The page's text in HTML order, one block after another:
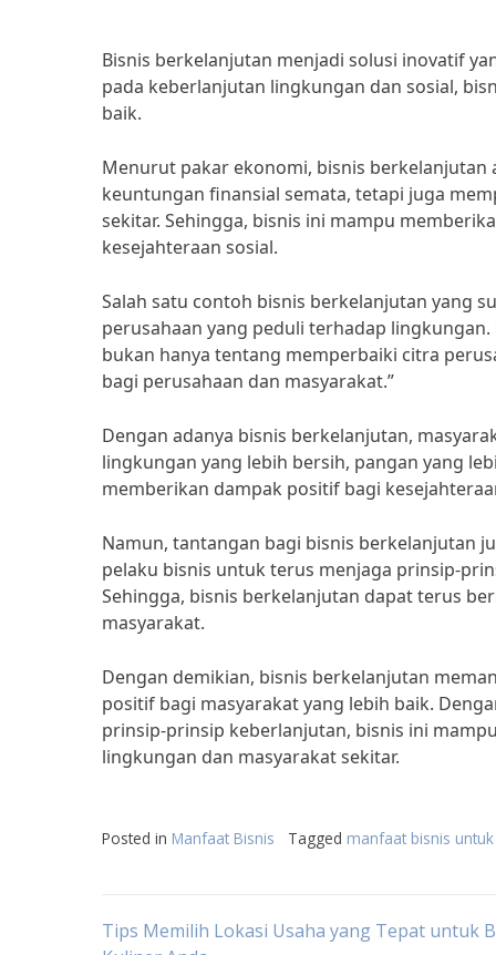
Bisnis berkelanjutan menjadi solusi inovatif
pada keberlanjutan lingkungan dan sosial,
baik.
Menurut pakar ekonomi, bisnis berkelanjutan
keuntungan finansial semata, tetapi juga
sekitar. Sehingga, bisnis ini mampu
kesejahteraan sosial.
Salah satu contoh bisnis berkelanjutan yang
perusahaan yang peduli terhadap lingkungan.
bukan hanya tentang memperbaiki citra
bagi perusahaan dan masyarakat.”
Dengan adanya bisnis berkelanjutan,
lingkungan yang lebih bersih, pangan yang
memberikan dampak positif bagi
Namun, tantangan bagi bisnis berkelanjutan
pelaku bisnis untuk terus menjaga prinsip-
Sehingga, bisnis berkelanjutan dapat terus
masyarakat.
Dengan demikian, bisnis berkelanjutan
positif bagi masyarakat yang lebih baik.
prinsip-prinsip keberlanjutan, bisnis ini
lingkungan dan masyarakat sekitar.
Posted in Manfaat Bisnis Tagged manfaat bisnis
Post
Tips Memilih Lokasi Usaha yang Tepat untuk